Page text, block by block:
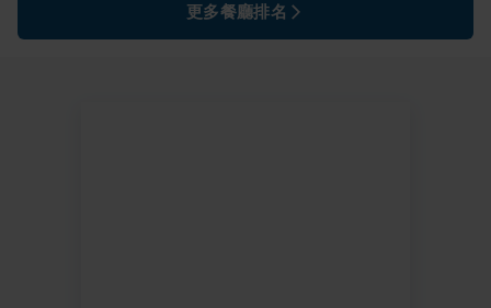
更多餐廳排名